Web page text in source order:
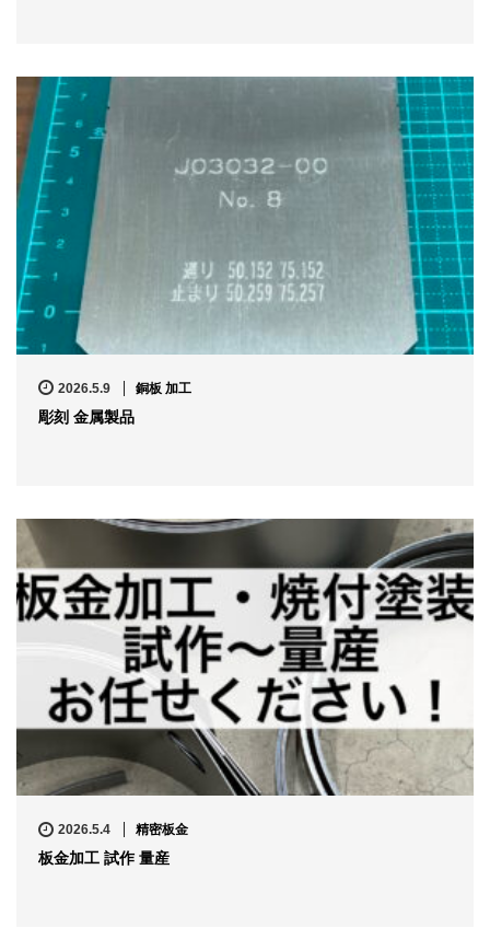
2026.5.9 銅板 加工
彫刻 金属製品
2026.5.4 精密板金
板金加工 試作 量産